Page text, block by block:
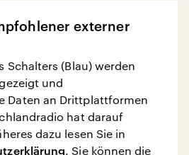
externer
Schalters (Blau) werden
und
Daten an Drittplattformen
hat darauf
dazu lesen Sie in
. Sie können die